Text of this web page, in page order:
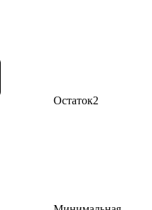
Остаток2